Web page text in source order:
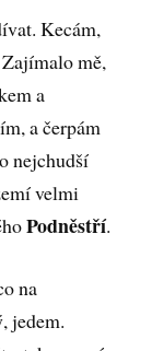
Kecám,
mě,
a
a čerpám
nejchudší
velmi
Podněstří.
na
jedem.